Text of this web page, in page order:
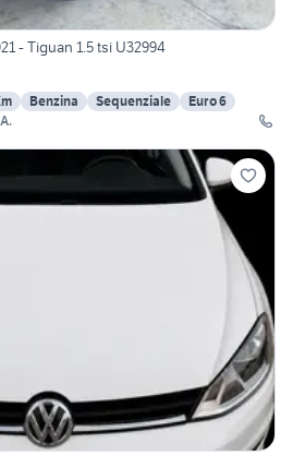
- Tiguan 1.5 tsi U32994
Benzina Sequenziale
Euro 6